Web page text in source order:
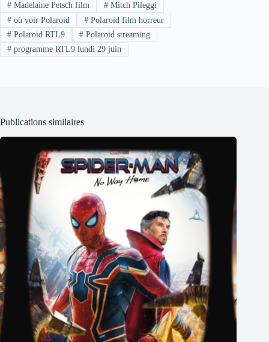
#Madelaine Petsch film #Mitch Pileggi
#où voir Polaroid #Polaroid film horreur
#Polaroid RTL9 #Polaroid streaming
#programme RTL9 lundi 29 juin
Publications similaires